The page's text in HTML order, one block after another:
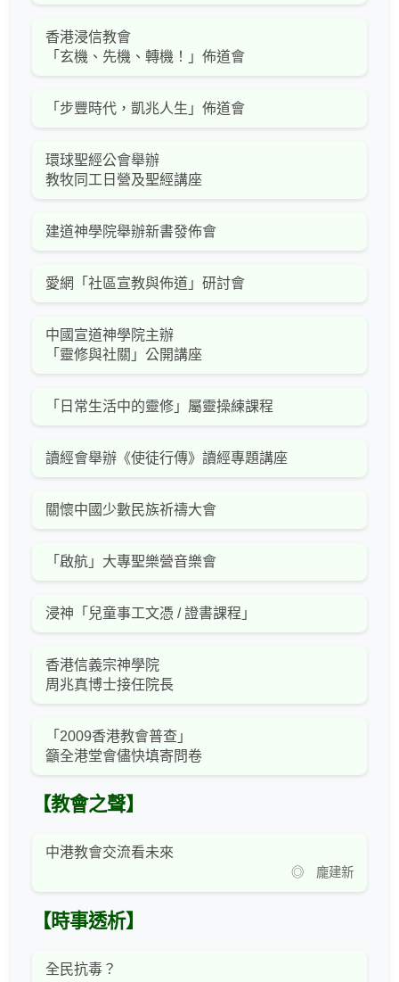
香港浸信教會
「玄機、先機、轉機！」佈道會
「步豐時代，凱兆人生」佈道會
環球聖經公會舉辦
教牧同工日營及聖經講座
建道神學院舉辦新書發佈會
愛網「社區宣教與佈道」研討會
中國宣道神學院主辦
「靈修與社關」公開講座
「日常生活中的靈修」屬靈操練課程
讀經會舉辦《使徒行傳》讀經專題講座
關懷中國少數民族祈禱大會
「啟航」大專聖樂營音樂會
浸神「兒童事工文憑 / 證書課程」
香港信義宗神學院
周兆真博士接任院長
「2009香港教會普查」
籲全港堂會儘快填寄問卷
【教會之聲】
中港教會交流看未來
◎ 龐建新
【時事透析】
全民抗毒？